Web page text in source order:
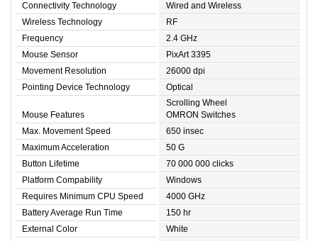
Connectivity Technology
Wired and Wireless
Wireless Technology
RF
Frequency
2.4 GHz
Mouse Sensor
PixArt 3395
Movement Resolution
26000 dpi
Pointing Device Technology
Optical
Mouse Features
Scrolling Wheel
OMRON Switches
Max. Movement Speed
650 insec
Maximum Acceleration
50 G
Button Lifetime
70 000 000 clicks
Platform Compability
Windows
Requires Minimum CPU Speed
4000 GHz
Battery Average Run Time
150 hr
External Color
White